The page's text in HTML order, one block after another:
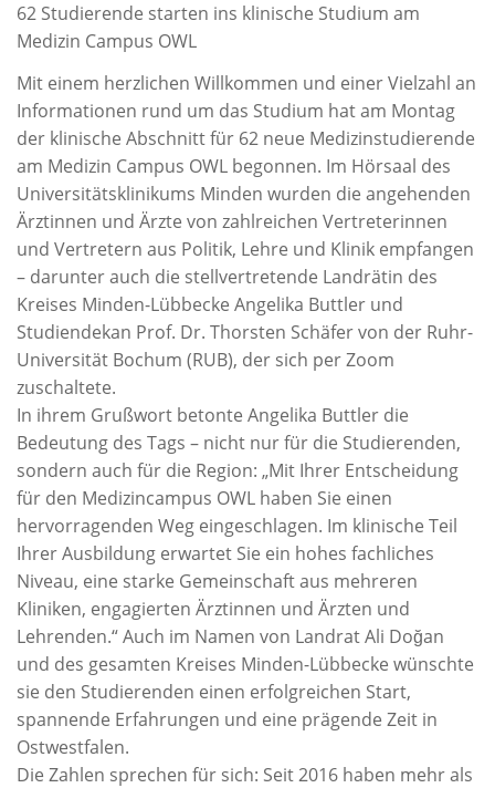
62 Studierende starten ins klinische Studium am
Medizin Campus OWL
Mit einem herzlichen Willkommen und einer Vielzahl an
Informationen rund um das Studium hat am Montag
der klinische Abschnitt für 62 neue Medizinstudierende
am Medizin Campus OWL begonnen. Im Hörsaal des
Universitätsklinikums Minden wurden die angehenden
Ärztinnen und Ärzte von zahlreichen Vertreterinnen
und Vertretern aus Politik, Lehre und Klinik empfangen
– darunter auch die stellvertretende Landrätin des
Kreises Minden-Lübbecke Angelika Buttler und
Studiendekan Prof. Dr. Thorsten Schäfer von der Ruhr-
Universität Bochum (RUB), der sich per Zoom
zuschaltete.
In ihrem Grußwort betonte Angelika Buttler die
Bedeutung des Tags – nicht nur für die Studierenden,
sondern auch für die Region: „Mit Ihrer Entscheidung
für den Medizincampus OWL haben Sie einen
hervorragenden Weg eingeschlagen. Im klinische Teil
Ihrer Ausbildung erwartet Sie ein hohes fachliches
Niveau, eine starke Gemeinschaft aus mehreren
Kliniken, engagierten Ärztinnen und Ärzten und
Lehrenden.“ Auch im Namen von Landrat Ali Doğan
und des gesamten Kreises Minden-Lübbecke wünschte
sie den Studierenden einen erfolgreichen Start,
spannende Erfahrungen und eine prägende Zeit in
Ostwestfalen.
Die Zahlen sprechen für sich: Seit 2016 haben mehr als